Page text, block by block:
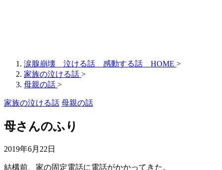
涙腺崩壊 泣ける話 感動する話 HOME >
家族の泣ける話 >
母親の話 >
家族の泣ける話 母親の話
母さんのふり
2019年6月22日
結構前、家の固定電話に電話がかかってきた。